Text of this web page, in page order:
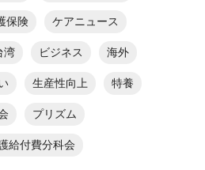
保険 ケアニュース
湾 ビジネス 海外
生産性向上 特養
プリズム
給付費分科会